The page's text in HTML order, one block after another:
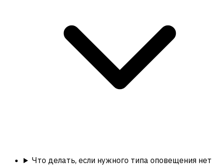
Что делать, если нужного типа оповещения нет